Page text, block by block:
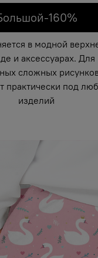
160%
в модной
и аксессуарах. Для
сложных
практически под
изделий